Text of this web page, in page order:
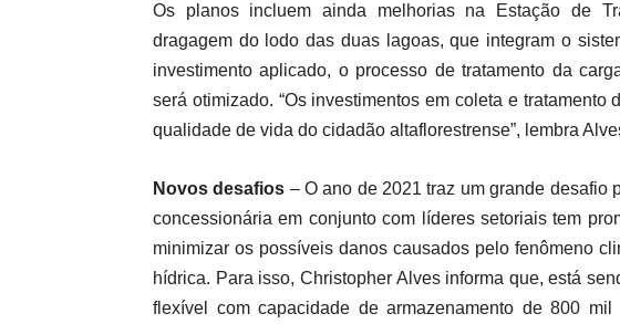
Os planos incluem ainda melhorias na Estação de
dragagem do lodo das duas lagoas, que integram o
investimento aplicado, o processo de tratamento da
será otimizado. “Os investimentos em coleta e
qualidade de vida do cidadão altaflorestrense”, lembra
Novos desafios – O ano de 2021 traz um grande desafio
concessionária em conjunto com líderes setoriais tem
minimizar os possíveis danos causados pelo fenômeno
hídrica. Para isso, Christopher Alves informa que, está
flexível com capacidade de armazenamento de 800